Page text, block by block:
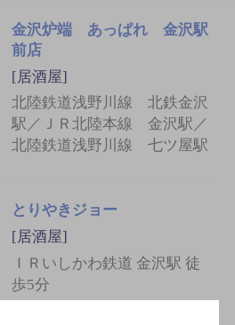
金沢炉端 あっぱれ 金沢駅
前店
[居酒屋]
北陸鉄道浅野川線 北鉄金沢
駅／ＪＲ北陸本線 金沢駅／
北陸鉄道浅野川線 七ツ屋駅
とりやきジョー
[居酒屋]
ＩＲいしかわ鉄道 金沢駅 徒
歩5分